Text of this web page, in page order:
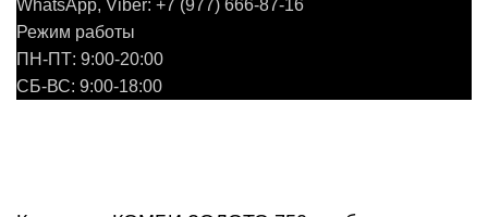
WhatsApp, Viber: +7 (977) 666-87-16
Режим работы
ПН-ПТ: 9:00-20:00
СБ-ВС: 9:00-18:00